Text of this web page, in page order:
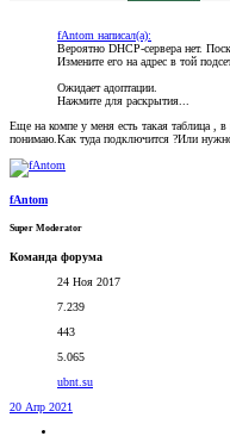
fAntom написал(а):
Вероятно DHCP-сервера нет.
Измените его на адрес в той
Ожидает адоптации.
Нажмите для раскрытия...
Еще на компе у меня есть такая таблица ,
понимаю.Как туда подключится ?Или
fAntom
Super Moderator
Команда форума
24 Ноя 2017
7.239
443
5.065
ubnt.su
20 Апр 2021